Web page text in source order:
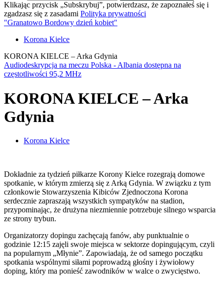
Klikając przycisk „Subskrybuj”, potwierdzasz, że zapoznałeś się i
zgadzasz się z zasadami Polityka prywatności
"Granatowo Bordowy dzień kobiet"
Korona Kielce
KORONA KIELCE – Arka Gdynia
Audiodeskrypcja na meczu Polska - Albania dostępna na
częstotliwości 95,2 MHz
KORONA KIELCE – Arka
Gdynia
Korona Kielce
Dokładnie za tydzień piłkarze Korony Kielce rozegrają domowe
spotkanie, w którym zmierzą się z Arką Gdynia. W związku z tym
członkowie Stowarzyszenia Kibiców Zjednoczona Korona
serdecznie zapraszają wszystkich sympatyków na stadion,
przypominając, że drużyna niezmiennie potrzebuje silnego wsparcia
ze strony trybun.
Organizatorzy dopingu zachęcają fanów, aby punktualnie o
godzinie 12:15 zajęli swoje miejsca w sektorze dopingującym, czyli
na popularnym „Młynie”. Zapowiadają, że od samego początku
spotkania wspólnymi siłami poprowadzą głośny i żywiołowy
doping, który ma ponieść zawodników w walce o zwycięstwo.